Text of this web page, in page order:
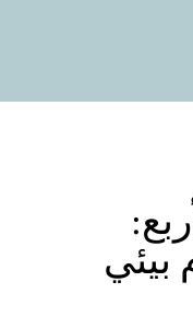
بيئي